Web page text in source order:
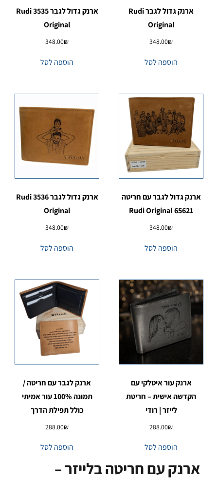
ארנק גדול לגבר Rudi
Original
348.00₪
הוספה לסל
ארנק גדול לגבר 3535 Rudi
Original
348.00₪
הוספה לסל
ארנק גדול לגבר עם חריטה
65621 Rudi Original
348.00₪
הוספה לסל
ארנק גדול לגבר 3536 Rudi
Original
348.00₪
הוספה לסל
ארנק עור איטלקי עם
הקדשה אישית – חריטת
לייזר | רודי
288.00₪
הוספה לסל
ארנק לגבר עם חריטה /
תמונה 100% עור אמיתי
כולל תפילת הדרך
288.00₪
הוספה לסל
ארנק עם חריטה בלייזר –